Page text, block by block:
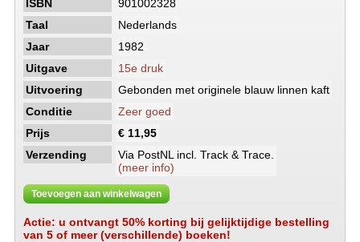
ISBN
901002328
Taal
Nederlands
Jaar
1982
Uitgave
15e druk
Uitvoering
Gebonden met originele blauw linnen kaft
Conditie
Zeer goed
Prijs
€ 11,95
Verzending
Via PostNL incl. Track & Trace.
(meer info)
Toevoegen aan winkelwagen
Actie: u ontvangt 50% korting bij gelijktijdige bestelling
van 5 of meer (verschillende) boeken!